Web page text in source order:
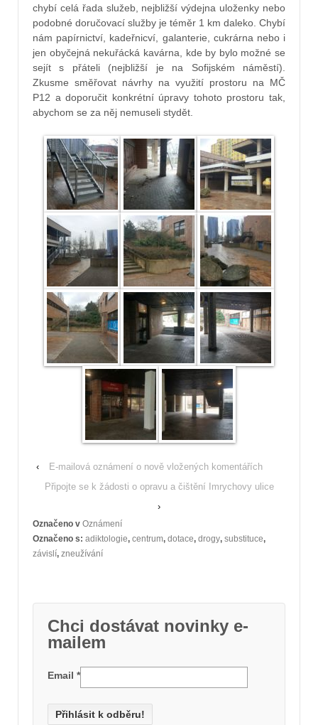
chybí celá řada služeb, nejbližší výdejna uloženky nebo
podobné doručovací služby je téměr 1 km daleko. Chybí
nám papírnictví, kadeřnicví, galanterie, cukrárna nebo i
jen obyčejná nekuřácká kavárna, kde by bylo možné se
sejít s přáteli (nejbližší je na Sofijském náměstí).
Zkusme směřovat návrhy na využití prostoru na MČ
P12 a doporučit konkrétní úpravy tohoto prostoru tak,
abychom se za něj nemuseli stydět.
‹
E-mailová oznámení o nově vložených komentářích
Připojte se k žádosti o opravu a čištění Imrychovy ulice
›
Označeno v Oznámení
Označeno s: adiktologie, centrum, dotace, drogy, substituce,
závislí, zneužívání
Chci dostávat novinky e-
mailem
Email *